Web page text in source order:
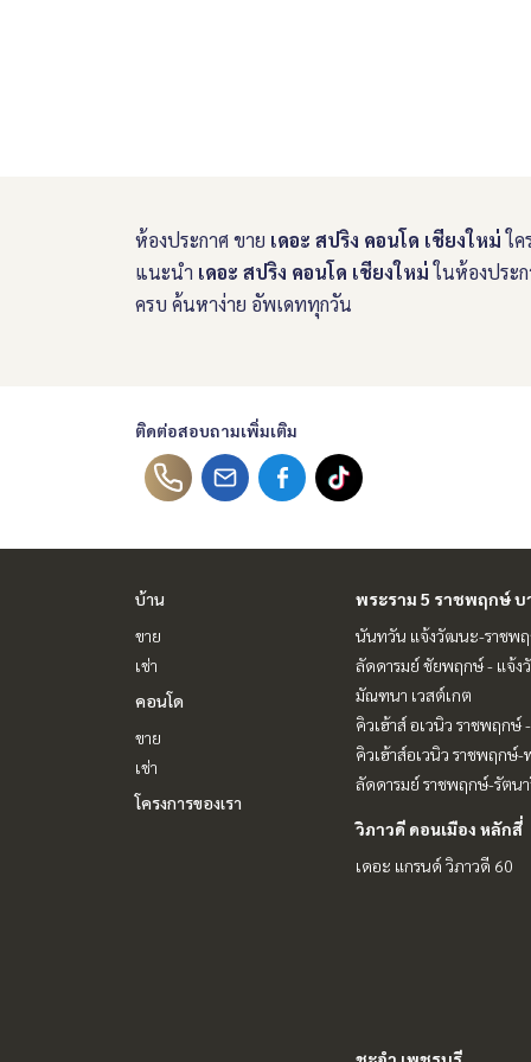
ห้องประกาศ ขาย เดอะ สปริง คอนโด เชียงใหม่ใค
แนะนำ เดอะ สปริง คอนโด เชียงใหม่ในห้องประ
ครบ ค้นหาง่าย อัพเดททุกวัน
ติดต่อสอบถามเพิ่มเติม
บ้าน
ขาย
เช่า
คอนโด
ขาย
เช่า
โครงการของเรา
พระราม 5 ราชพฤกษ์ บ
นันทวัน แจ้งวัฒนะ-ราชพ
ลัดดารมย์ ชัยพฤกษ์ - แจ้
มัณฑนา เวสต์เกต
คิวเฮ้าส์ อเวนิว ราชพฤกษ์
คิวเฮ้าส์อเวนิว ราชพฤกษ์-
ลัดดารมย์ ราชพฤกษ์-รัตน
วิภาวดี ดอนเมือง หลักสี่
เดอะ แกรนด์ วิภาวดี 60